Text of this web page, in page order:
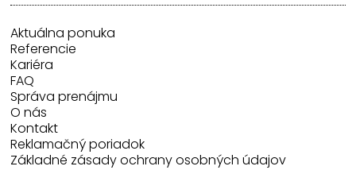
Aktuálna ponuka
Referencie
Kariéra
FAQ
Správa prenájmu
O nás
Kontakt
Reklamačný poriadok
Základné zásady ochrany osobných údajov